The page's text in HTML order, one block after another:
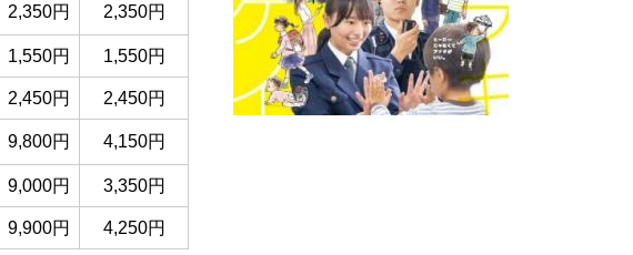
2,350円 2,350円
1,550円 1,550円
2,450円 2,450円
9,800円 4,150円
9,000円 3,350円
9,900円 4,250円